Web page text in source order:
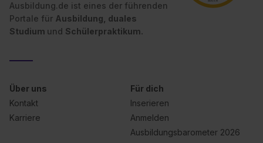
Ausbildung.de ist eines der führenden
Portale für Ausbildung, duales
Studium und Schülerpraktikum.
Über uns
Kontakt
Karriere
Für dich
Inserieren
Anmelden
Ausbildungsbarometer 2026